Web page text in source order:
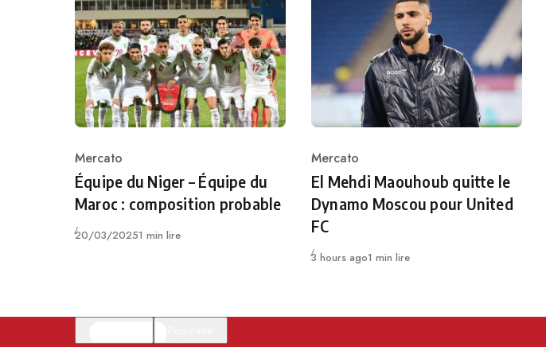
Category
Mercato
Équipe du Niger – Équipe du
Maroc : composition probable
Publié
20/03/20251 min lire
Category
Mercato
El Mehdi Maouhoub quitte le
Dynamo Moscou pour United
FC
Publié
3 hours ago1 min lire